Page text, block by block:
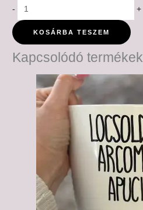
- +
KOSÁRBA TESZEM
Kapcsolódó termékek
5,500 Ft